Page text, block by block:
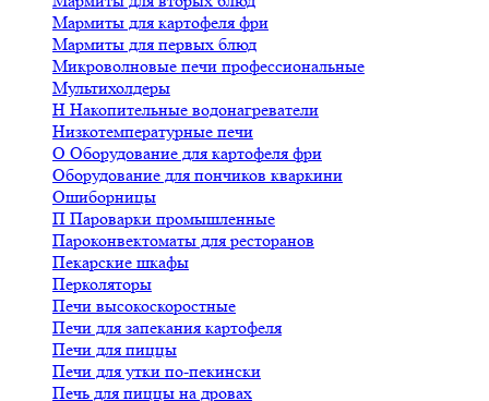
Мармиты для картофеля фри
Мармиты для первых блюд
Микроволновые печи профессиональные
Мультихолдеры
Н Накопительные водонагреватели
Низкотемпературные печи
О Оборудование для картофеля фри
Оборудование для пончиков кваркини
Ошиборницы
П Пароварки промышленные
Пароконвектоматы для ресторанов
Пекарские шкафы
Перколяторы
Печи высокоскоростные
Печи для запекания картофеля
Печи для пиццы
Печи для утки по-пекински
Печь для пиццы на дровах